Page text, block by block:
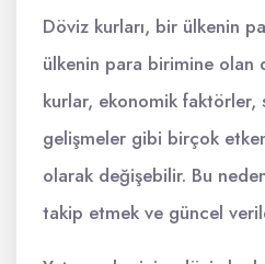
Döviz kurları, bir ülkenin
ülkenin para birimine olan
kurlar, ekonomik faktörler,
gelişmeler gibi birçok
olarak değişebilir. Bu
takip etmek ve güncel